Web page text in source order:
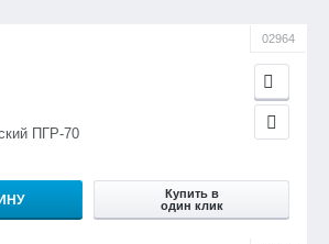
02964
ПГР-70
Купить в
один клик